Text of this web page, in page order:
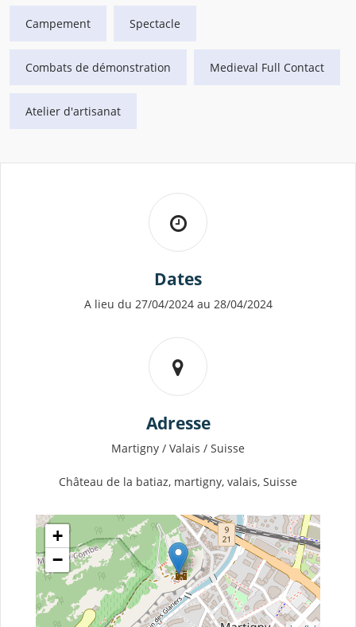
Campement Spectacle
Combats de démonstration Medieval Full Contact
Atelier d'artisanat
Dates
A lieu du 27/04/2024 au 28/04/2024
Adresse
Martigny / Valais / Suisse
Château de la batiaz, martigny, valais, Suisse
+
−